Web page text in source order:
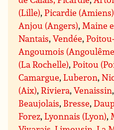
(Lille),Picardie (Amiens)
Anjou (Angers), Maine
Nantais,Vendée,
Angoumois
(La Rochelle),Poitou
Camargue,Luberon,
(Aix),Riviera,Venaissin
Beaujolais, Bresse,
Forez,Lyonnais (Lyon),